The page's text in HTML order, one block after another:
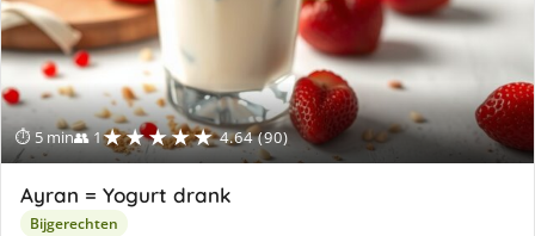
⏱ 5 min👥 1★★★★★ 4.64 (90)
Ayran = Yogurt drank
Bijgerechten